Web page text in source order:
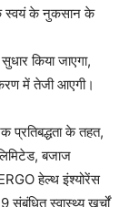
स्वयं के नुकसान के
किया जाएगा,
में तेजी आएगी।
प्रतिबद्धता के तहत,
बजाज
हेल्थ इंश्योरेंस
स्वास्थ्य खर्चों